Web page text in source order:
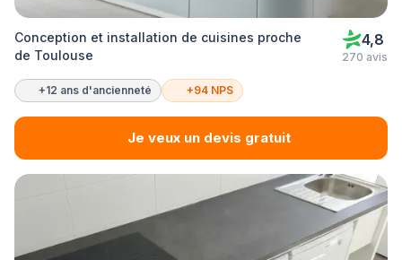
Conception et installation de cuisines proche
de Toulouse
4,8
270 avis
+12 ans d'ancienneté +94 NPS
Je veux un devis gratuit